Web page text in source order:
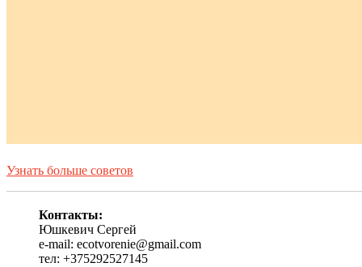
Узнать больше советов
Контакты:
Юшкевич Сергей
e-mail: ecotvorenie@gmail.com
тел: +375292527145